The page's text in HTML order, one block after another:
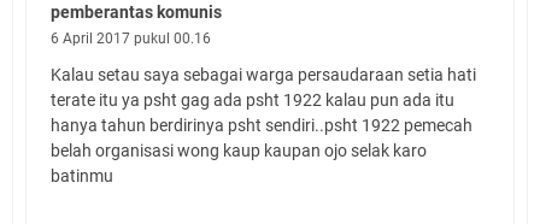
pemberantas komunis
6 April 2017 pukul 00.16
Kalau setau saya sebagai warga persaudaraan setia hati
terate itu ya psht gag ada psht 1922 kalau pun ada itu
hanya tahun berdirinya psht sendiri..psht 1922 pemecah
belah organisasi wong kaup kaupan ojo selak karo
batinmu